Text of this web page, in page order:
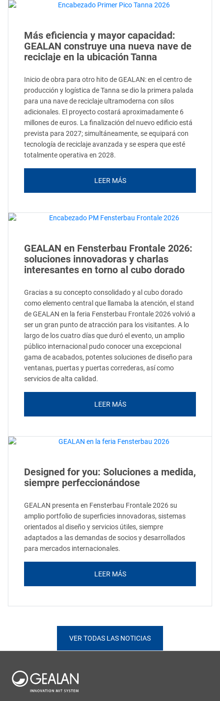
Más eficiencia y mayor capacidad:
GEALAN construye una nueva nave de
reciclaje en la ubicación Tanna
Inicio de obra para otro hito de GEALAN: en el centro de
producción y logística de Tanna se dio la primera palada
para una nave de reciclaje ultramoderna con silos
adicionales. El proyecto costará aproximadamente 6
millones de euros. La finalización del nuevo edificio está
prevista para 2027; simultáneamente, se equipará con
tecnología de reciclaje avanzada y se espera que esté
totalmente operativa en 2028.
LEER MÁS
GEALAN en Fensterbau Frontale 2026:
soluciones innovadoras y charlas
interesantes en torno al cubo dorado
Gracias a su concepto consolidado y al cubo dorado
como elemento central que llamaba la atención, el stand
de GEALAN en la feria Fensterbau Frontale 2026 volvió a
ser un gran punto de atracción para los visitantes. A lo
largo de los cuatro días que duró el evento, un amplio
público internacional pudo conocer una excepcional
gama de acabados, potentes soluciones de diseño para
ventanas, puertas y puertas correderas, así como
servicios de alta calidad.
LEER MÁS
Designed for you: Soluciones a medida,
siempre perfeccionándose
GEALAN presenta en Fensterbau Frontale 2026 su
amplio portfolio de superficies innovadoras, sistemas
orientados al diseño y servicios útiles, siempre
adaptados a las demandas de socios y desarrollados
para mercados internacionales.
LEER MÁS
VER TODAS LAS NOTICIAS